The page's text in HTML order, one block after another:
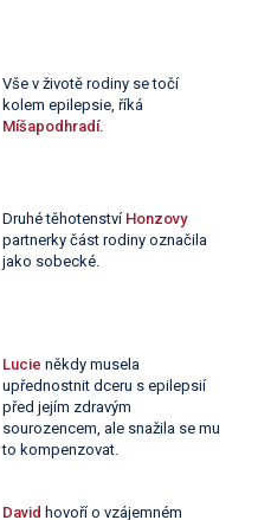
Vše v životě rodiny se točí
kolem epilepsie, říká
Míšapodhradí.
Druhé těhotenstvíHonzovy
partnerky část rodiny označila
jako sobecké.
Lucie někdy musela
upřednostnit dceru s epilepsií
před jejím zdravým
sourozencem, ale snažila se mu
to kompenzovat.
David hovoří o vzájemném